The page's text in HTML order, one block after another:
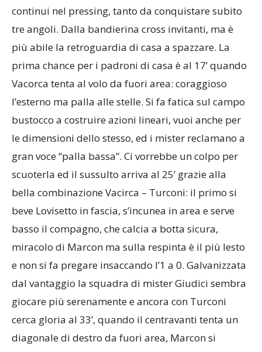
continui nel pressing, tanto da conquistare subito
tre angoli. Dalla bandierina cross invitanti, ma è
più abile la retroguardia di casa a spazzare. La
prima chance per i padroni di casa è al 17’ quando
Vacorca tenta al volo da fuori area: coraggioso
l’esterno ma palla alle stelle. Si fa fatica sul campo
bustocco a costruire azioni lineari, vuoi anche per
le dimensioni dello stesso, ed i mister reclamano a
gran voce “palla bassa”. Ci vorrebbe un colpo per
scuoterla ed il sussulto arriva al 25’ grazie alla
bella combinazione Vacirca – Turconi: il primo si
beve Lovisetto in fascia, s’incunea in area e serve
basso il compagno, che calcia a botta sicura,
miracolo di Marcon ma sulla respinta è il più lesto
e non si fa pregare insaccando l’1 a 0. Galvanizzata
dal vantaggio la squadra di mister Giudici sembra
giocare più serenamente e ancora con Turconi
cerca gloria al 33’, quando il centravanti tenta un
diagonale di destro da fuori area, Marcon si